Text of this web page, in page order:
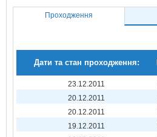
Проходження
Дати та стан проходження:
23.12.2011
20.12.2011
20.12.2011
19.12.2011